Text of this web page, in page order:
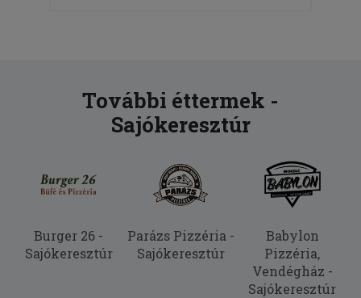
További éttermek -
Sajókeresztúr
Burger 26 -
Sajókeresztúr
Parázs Pizzéria -
Sajókeresztúr
Babylon
Pizzéria,
Vendégház -
Sajókeresztúr